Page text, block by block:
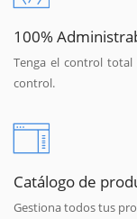
100%
Tenga el control
control.
Catálogo de
Gestiona todos tus